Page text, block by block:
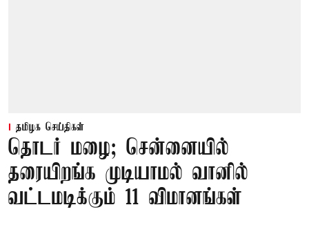
தமிழக செய்திகள்
தொடர் மழை; சென்னையில்
தரையிறங்க முடியாமல் வானில்
வட்டமடிக்கும் 11 விமானங்கள்